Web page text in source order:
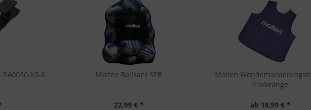
KS-K Molten Ballsack SPB
22,99 € *
Molten
lila/orange
ab 18,99 € *